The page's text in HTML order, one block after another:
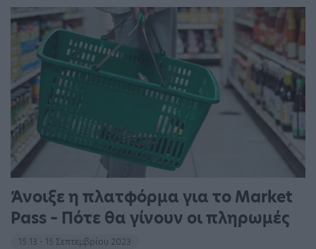
Άνοιξε η πλατφόρμα για το Market
Pass – Πότε θα γίνουν οι πληρωμές
15:13 - 15 Σεπτεμβρίου 2023